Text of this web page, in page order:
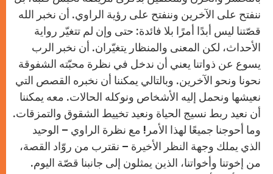
ننفتح على الآخرين وننفتح على رؤية الراوي. أن نخبر الله
قصّتنا ليس أبدًا أمرًا بلا فائدة: حتى وإن لم تتغيّر رواية
الأحداث، لكن المعنى والمنظار يتغيّران. أن نخبر الرب
يسوع عن ذواتنا يعني أن ندخل في نظرة محبّته الشفوقة
نحونا ونحو الآخرين. وبالتالي يمكننا أن نخبره القصص التي
نعيشها ونحمل إليه الأشخاص ونوكله الحالات. معه يمكننا
أن نعيد ربط نسيج الحياة ونعيد تخييط الشقوق والتمزقات.
وما أحوجنا جميعًا لهذا الأمر! مع نظرة الراوي – الوحيد
الذي يملك وجهة النظر الأخيرة – نقترب من روّاد القصة،
من إخوتنا وأخواتنا، الذين يمثلون إلى جانبنا قصّة اليوم.